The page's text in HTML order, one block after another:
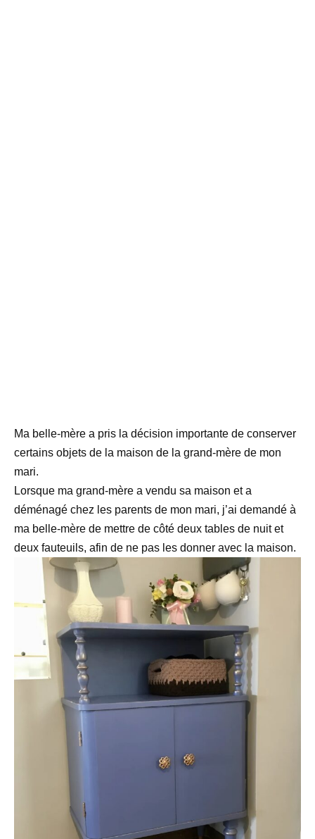
Ma belle-mère a pris la décision importante de conserver
certains objets de la maison de la grand-mère de mon
mari.
Lorsque ma grand-mère a vendu sa maison et a
déménagé chez les parents de mon mari, j’ai demandé à
ma belle-mère de mettre de côté deux tables de nuit et
deux fauteuils, afin de ne pas les donner avec la maison.